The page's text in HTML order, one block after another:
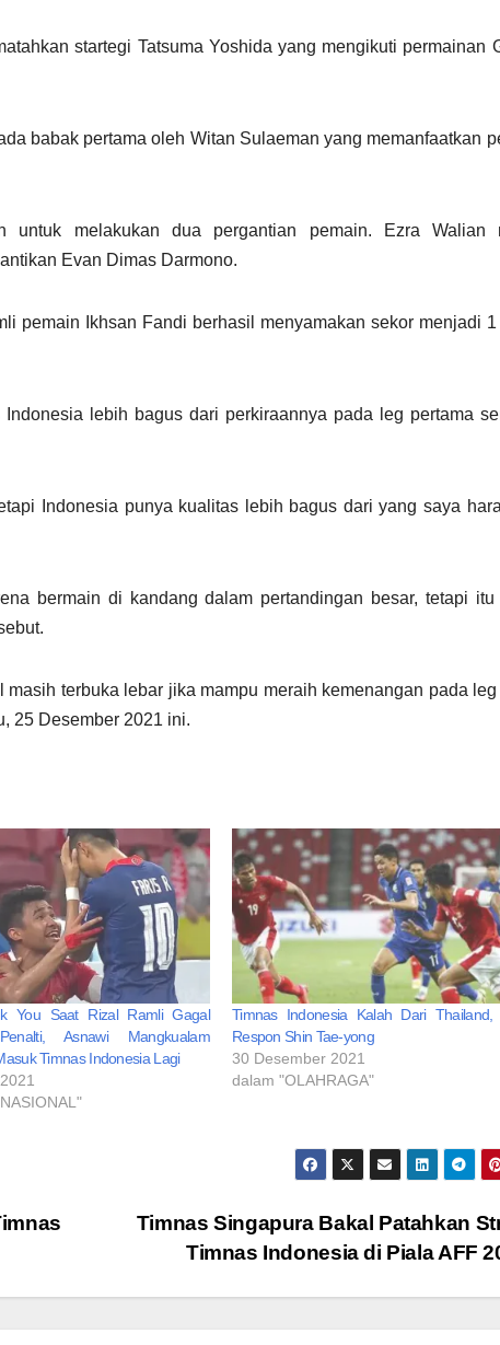
startegi Tatsuma Yoshida yang mengikuti permainan
babak pertama oleh Witan Sulaeman yang memanfaatkan
untuk melakukan dua pergantian pemain. Ezra Walian
Evan Dimas Darmono.
pemain Ikhsan Fandi berhasil menyamakan sekor menjadi 1
lebih bagus dari perkiraannya pada leg pertama
Indonesia punya kualitas lebih bagus dari yang saya
bermain di kandang dalam pertandingan besar, tetapi itu
terbuka lebar jika mampu meraih kemenangan pada
25 Desember 2021 ini.
You Saat Rizal Ramli Gagal
Asnawi Mangkualam
Timnas Indonesia Lagi
Timnas Indonesia Kalah Dari Thailand,
Respon Shin Tae-yong
30 Desember 2021
dalam "OLAHRAGA"
Timnas Singapura Bakal Patahkan
Timnas Indonesia di Piala AFF